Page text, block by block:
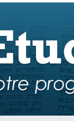
viennent de
personnes viennent de
49 places pour
musiques
viennent de